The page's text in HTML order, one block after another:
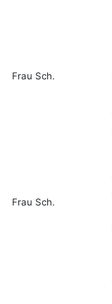
Frau Sch.
Frau Sch.